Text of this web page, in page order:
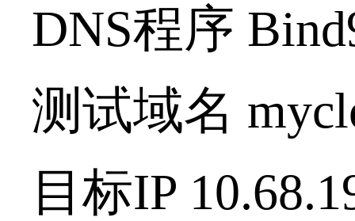
DNS程序
测试域名
目标IP